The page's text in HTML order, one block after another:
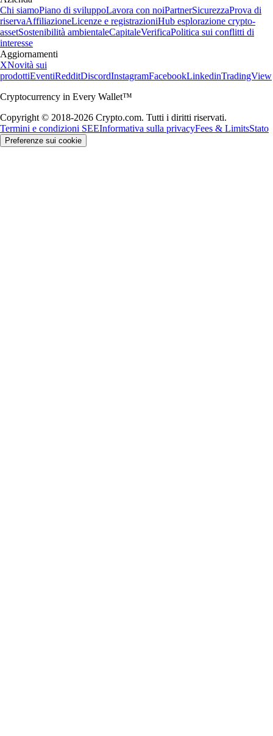
Chi siamoPiano di sviluppoLavora con noiPartnerSicurezzaProva di
riservaAffiliazioneLicenze e registrazioniHub esplorazione crypto-
assetSostenibilità ambientaleCapitaleVerificaPolitica sui conflitti di
interesse
Aggiornamenti
XNovità sui
prodottiEventiRedditDiscordInstagramFacebookLinkedinTradingView
Cryptocurrency in Every Wallet™
Copyright © 2018-2026 Crypto.com. Tutti i diritti riservati.
Termini e condizioni SEEInformativa sulla privacyFees & LimitsStato
Preferenze sui cookie